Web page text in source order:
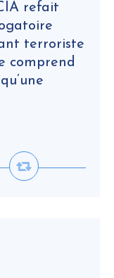
refait
terroriste
comprend